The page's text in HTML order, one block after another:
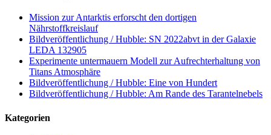
Mission zur Antarktis erforscht den dortigen
Nährstoffkreislauf
Bildveröffentlichung / Hubble: SN 2022abvt in der Galaxie
LEDA 132905
Experimente untermauern Modell zur Aufrechterhaltung von
Titans Atmosphäre
Bildveröffentlichung / Hubble: Eine von Hundert
Bildveröffentlichung / Hubble: Am Rande des Tarantelnebels
Kategorien